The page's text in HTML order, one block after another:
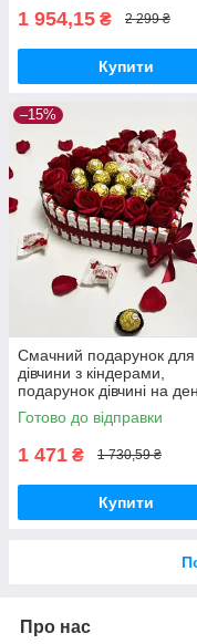
1 954,15 ₴ 2 299 ₴
Купити
–15%
Смачний подарунок для
дівчини з кіндерами,
подарунок дівчині на
народження, коханій,
солодкий подарунковий
Готово до відправки
1 471 ₴ 1 730,59 ₴
Купити
Про нас